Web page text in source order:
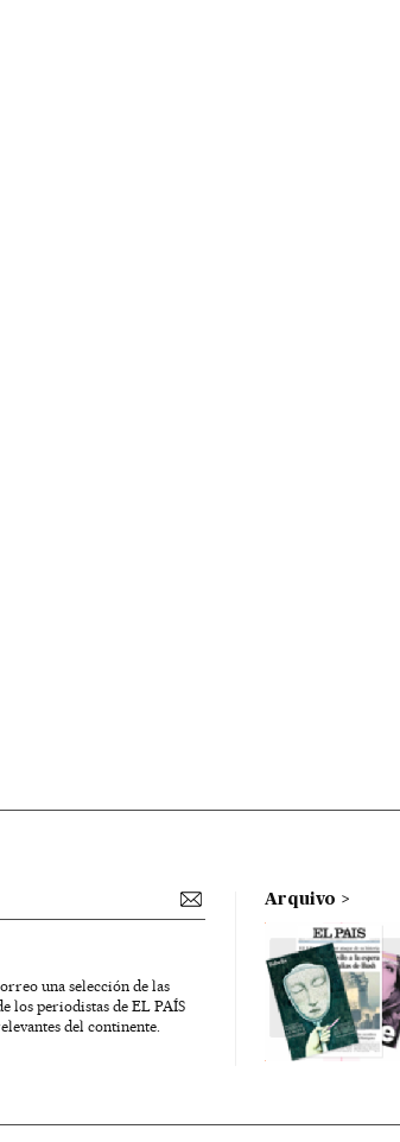
una selección de las
los periodistas de EL PAÍS
del continente.
Arquivo